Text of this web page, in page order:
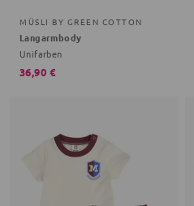
MÜSLI BY GREEN COTTON
Langarmbody
Unifarben
36,90 €